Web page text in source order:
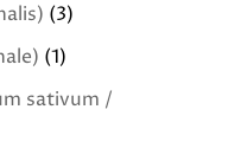
(3)
(1)
sativum /